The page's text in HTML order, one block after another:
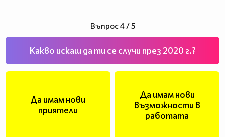
Въпрос 4 / 5
Какво искаш да ти се случи през 2020 г.?
Да имам нови
приятели
Да имам нови
възможности в
работата